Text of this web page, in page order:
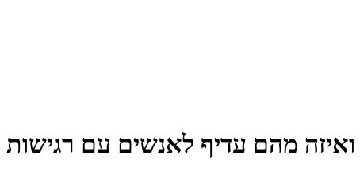
מהם עדיף לאנשים עם רגישות